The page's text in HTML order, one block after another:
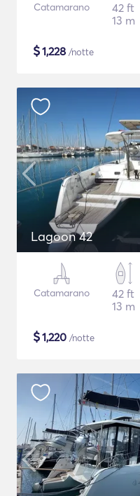
Catamarano
42 ft
13 m
$1,228 /notte
Lagoon 42
Catamarano
42 ft
13 m
$1,220 /notte